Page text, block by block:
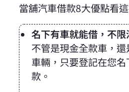
當舖汽車借款8大優點看
名下有車就能借，不
不管是現金全款車，
車輛，只要登記在您
款。